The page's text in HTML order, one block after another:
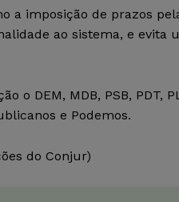
a imposição de prazos
ao sistema, e evita
o DEM, MDB, PSB, PDT,
e Podemos.
do Conjur)